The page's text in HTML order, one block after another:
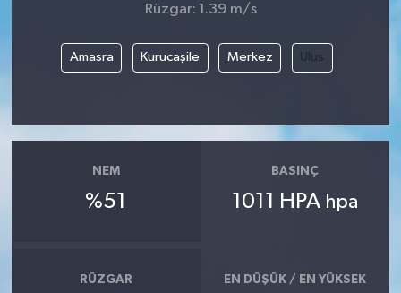
Rüzgar: 1.39 m/s
Amasra Kurucaşile Merkez Ulus
NEM
%51
BASINÇ
1011 HPA hpa
RÜZGAR EN DÜŞÜK / EN YÜKSEK